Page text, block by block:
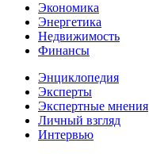
Экономика
Энергетика
Недвижимость
Финансы
Энциклопедия
Эксперты
Экспертные мнения
Личный взгляд
Интервью